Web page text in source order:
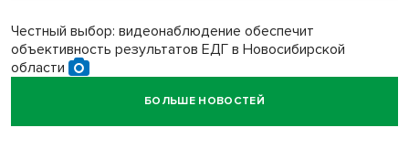
Честный выбор: видеонаблюдение обеспечит
объективность результатов ЕДГ в Новосибирской
области
Кибертанки пошли в бой: «Ростелеком» объявляет
БОЛЬШЕ НОВОСТЕЙ